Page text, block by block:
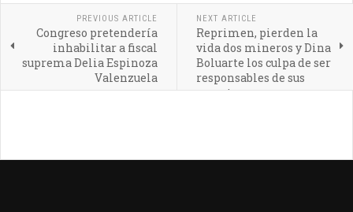
PREVIOUS ARTICLE
Congreso pretendería
inhabilitar a fiscal
suprema Delia Espinoza
Valenzuela
NEXT ARTICLE
Reprimen, pierden la
vida dos mineros y Dina
Boluarte los culpa de ser
responsables de sus
muertes